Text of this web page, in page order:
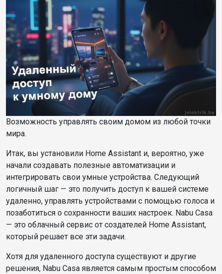
Возможность управлять своим домом из любой точки
мира.
Итак, вы установили Home Assistant и, вероятно, уже
начали создавать полезные автоматизации и
интегрировать свои умные устройства. Следующий
логичный шаг — это получить доступ к вашей системе
удаленно, управлять устройствами с помощью голоса и
позаботиться о сохранности ваших настроек. Nabu Casa
— это облачный сервис от создателей Home Assistant,
который решает все эти задачи.
Хотя для удаленного доступа существуют и другие
решения, Nabu Casa является самым простым способом